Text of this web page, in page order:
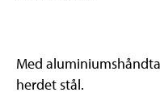
Med
herdet stål.